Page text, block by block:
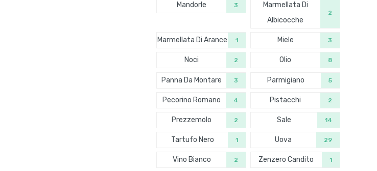
Mandorle 3
Marmellata Di
Albicocche
2
Marmellata Di Arance 1 Miele 3
Noci 2 Olio 8
Panna Da Montare 3 Parmigiano 5
Pecorino Romano 4 Pistacchi 2
Prezzemolo 2 Sale 14
Tartufo Nero 1 Uova 29
Vino Bianco 2 Zenzero Candito 1